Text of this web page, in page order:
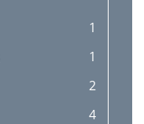
1
1
2
4